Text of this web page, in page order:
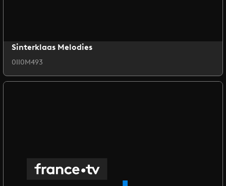
Sinterklaas Melodies
0II0M493